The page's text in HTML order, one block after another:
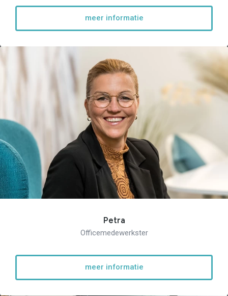
meer informatie
Petra
Officemedewerkster
meer informatie